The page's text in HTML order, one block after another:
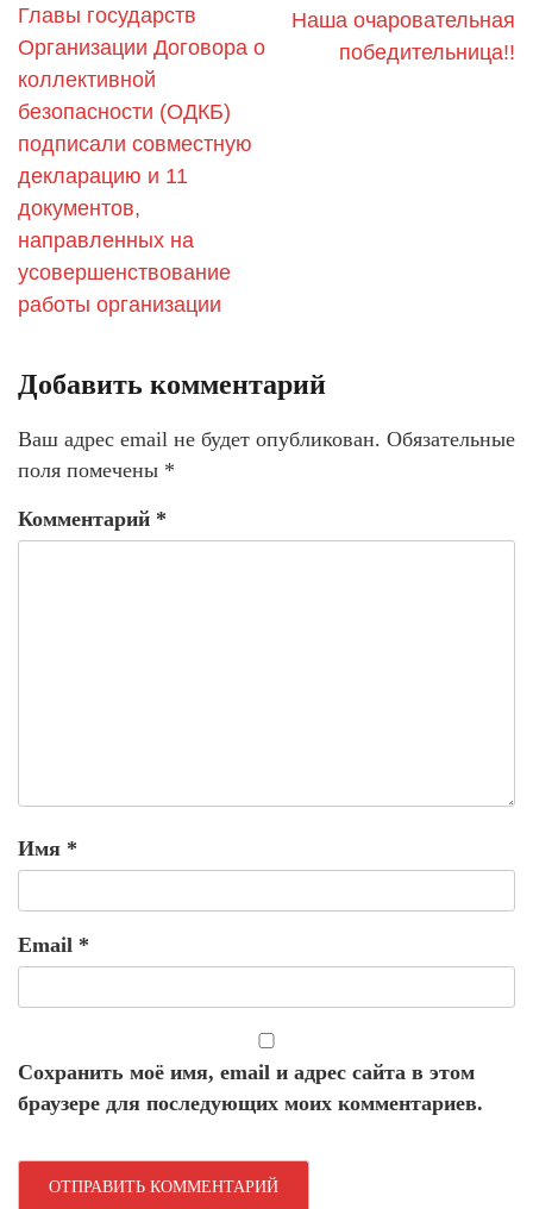
Главы государств
Организации Договора о
коллективной
безопасности (ОДКБ)
подписали совместную
декларацию и 11
документов,
направленных на
усовершенствование
работы организации
Наша очаровательная
победительница!!
Добавить комментарий
Ваш адрес email не будет опубликован. Обязательные
поля помечены *
Комментарий *
Имя *
Email *
Сохранить моё имя, email и адрес сайта в этом
браузере для последующих моих комментариев.